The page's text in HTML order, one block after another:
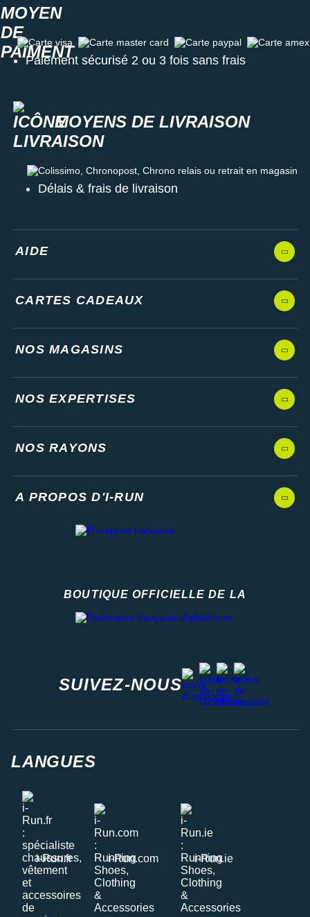
Carte visa Carte master card Carte paypal Carte amex
Paiement sécurisé 2 ou 3 fois sans frais
MOYENS DE LIVRAISON
Colissimo, Chronopost, Chrono relais ou retrait en magasin
Délais & frais de livraison
AIDE
CARTES CADEAUX
NOS MAGASINS
NOS EXPERTISES
NOS RAYONS
A PROPOS D'I-RUN
BOUTIQUE OFFICIELLE DE LA
SUIVEZ-NOUS
instagram
facebook
stravayoutube
LANGUES
i-Run.fr i-Run.com i-Run.ie
Suunto
Ta Energy
The North Face
Under Armour
Withings
X-Bionic